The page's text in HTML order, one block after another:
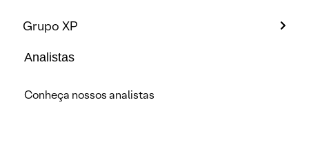
Grupo XP
Analistas
Conheça nossos analistas